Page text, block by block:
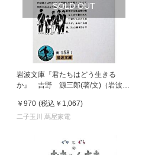
SOLD OUT
岩波文庫『君たちはどう生きる
か』 吉野 源三郎(著/文)（岩波書
￥970 (税込 ￥1,067)
二子玉川 蔦屋家電